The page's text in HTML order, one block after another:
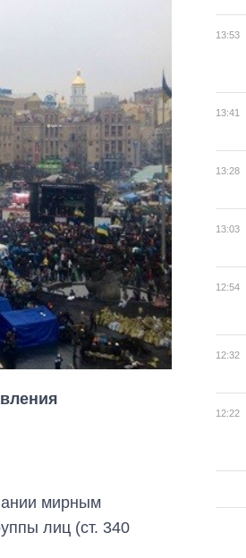
мирным
лиц (ст. 340
13:53
13:41
13:28
13:03
12:54
12:32
12:22